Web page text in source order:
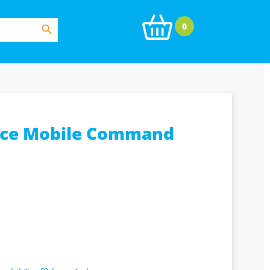
Search Button
0
Mobile Command